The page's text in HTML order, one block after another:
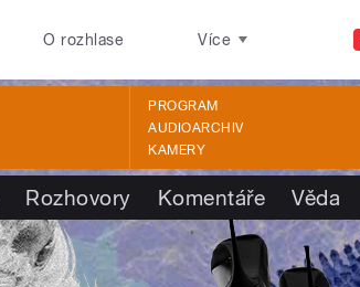
O rozhlase Více
PROGRAM
AUDIOARCHIV
KAMERY
Rozhovory Komentáře Věda